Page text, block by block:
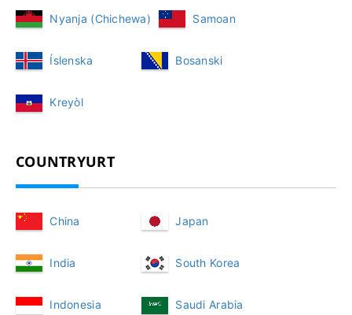
Nyanja (Chichewa) Samoan
Íslenska Bosanski
Kreyòl
COUNTRYURT
China Japan
India South Korea
Indonesia Saudi Arabia